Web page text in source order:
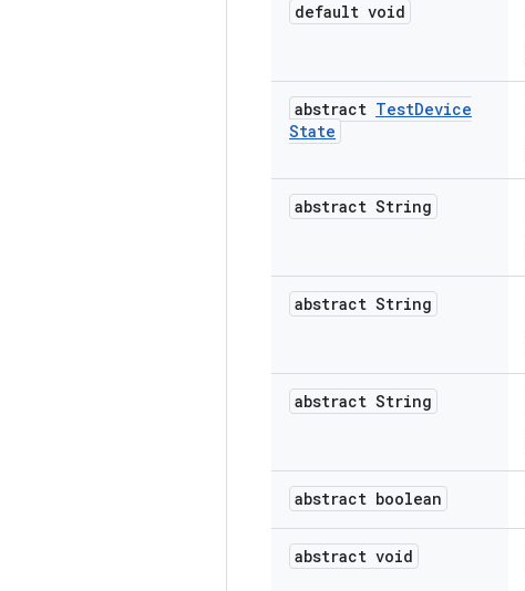
default void
abstract TestDevice
State
abstract String
abstract String
abstract String
abstract boolean
abstract void